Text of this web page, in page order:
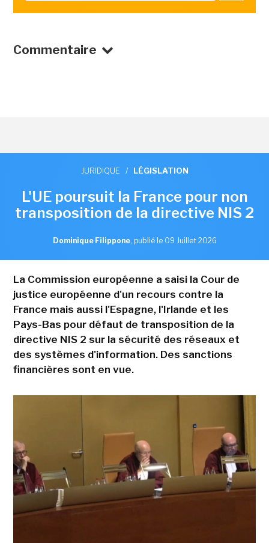
Commentaire
JURIDIQUE / LÉGISLATION
L'UE poursuit la France pour non
transposition de la directive NIS 2
Dominique Filippone, publié le 09 Juillet 2026
La Commission européenne a saisi la Cour de
justice européenne d'un recours contre la
France mais aussi l'Espagne, l'Irlande et les
Pays-Bas pour défaut de transposition de la
directive NIS 2 sur la sécurité des réseaux et
des systèmes d'information. Des sanctions
financières sont en vue.